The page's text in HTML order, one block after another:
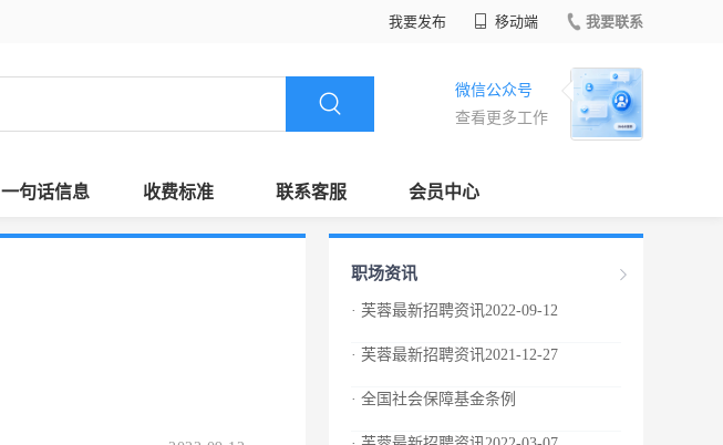
我要发布 移动端 我要联系
微信公众号
查看更多工作
一句话信息 收费标准 联系客服 会员中心
职场资讯
· 芙蓉最新招聘资讯2022-09-12
· 芙蓉最新招聘资讯2021-12-27
· 全国社会保障基金条例